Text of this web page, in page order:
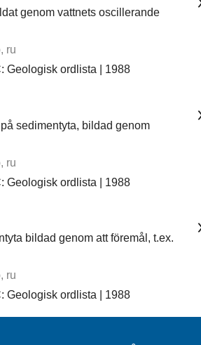
genom vattnets oscillerande
ru
Geologisk ordlista | 1988
sedimentyta, bildad genom
ru
Geologisk ordlista | 1988
bildad genom att föremål, t.ex.
ru
Geologisk ordlista | 1988